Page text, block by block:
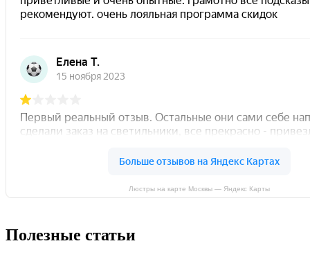
Люстры на карте Москвы — Яндекс Карты
Полезные статьи